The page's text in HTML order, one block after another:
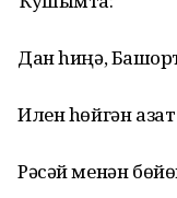
Дан hиңә,
Илен hөйгән
Рәсәй менән